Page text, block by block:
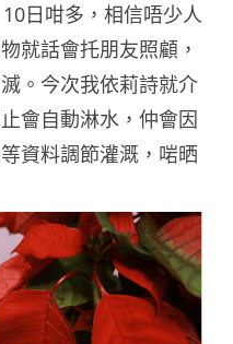
日咁多，相信唔少人
就話會托朋友照顧，
。今次我依莉詩就介
會自動淋水，仲會因
資料調節灌溉，啱晒